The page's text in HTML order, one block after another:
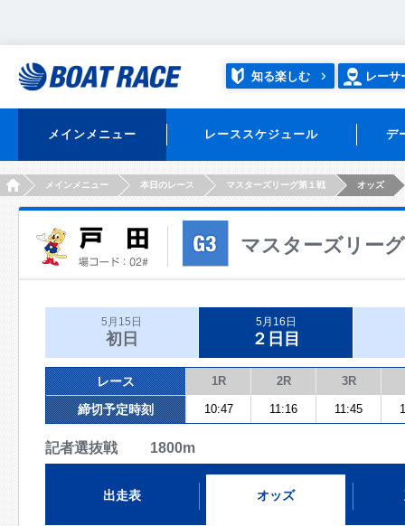
知る楽しむ レーサ
メインメニュー レーススケジュール デ
HOMEメインメニュー 本日のレース マスターズリーグ第１戦 オッズ
マスターズリー
5月15日
初日
5月16日
２日目
レース 1R 2R 3R
締切予定時刻 10:47 11:16 11:45
記者選抜戦 1800m
出走表 オッズ